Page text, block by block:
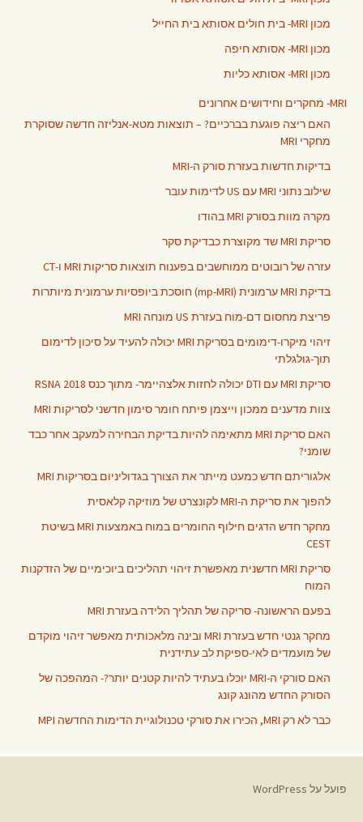
מכון MRI- בית חולים אסותא בית החייל
מכון MRI- אסותא חיפה
מכון MRI- אסותא כליות
MRI- מחקרים וחידושים אחרונים
האם ריצה פוגעת בברכיים? – תוצאות מטא-אנליזה חדשה שסוקרת
מחקרי MRI
בדיקות חדשות בעזרת סורק ה-MRI
שילוב נתוני MRI עם US לדימות עובר
מקרה מוות בסורק MRI בהודו
סריקת MRI שד מקוצרת כבדיקת סקר
עזרה של רובוטים ממוחשבים בפענוח תוצאות סריקות MRI ו-CT
בדיקת MRI ערמונית (mp-MRI) חוסכת ביופסיות ערמונית מיותרות
פריצת מחסום דם-מוח בעזרת US מונחה MRI
זיהוי מיקרו-דימומים בסריקת MRI יכולה להעיד על סיכון לדימום
תוך-גולגלתי
סריקת MRI עם DTI יכולה לחזות אלצהיימר- מתוך כנס RSNA 2018
צוות מדענים ממכון וייצמן פיתח חומר סימון חדשני לסריקות MRI
האם סריקת MRI מתאימה להיות בדיקת הבחירה למעקב אחר כבד
שומני?
אלגוריתם חדש כמעט מייתר את הצורך בגדוליניום בסריקות MRI
להפוך את סריקת ה-MRI לקונצרט של מוזיקה קלאסית
מחקר חדש הדגים חילוף החומרים במוח באמצעות MRI בשיטת
CEST
סריקת MRI חדשנית מאפשרת זיהוי תהליכים ביוכימיים של הזדקנות
המוח
בפעם הראשונה- סריקה של תהליך הלידה בעזרת MRI
מחקר גנטי חדש בעזרת MRI ובינה מלאכותית מאפשר זיהוי מוקדם
של מועמדים לאי-ספיקת לב עתידנית
האם סורקי ה-MRI יוכלו בעתיד להיות קטנים יותר?- המהפכה של
הסורק החדש מהונג קונג
כבר לא רק MRI, הכירו את סורקי טכנולוגיית הדימות החדשה MPI
פועל על WordPress